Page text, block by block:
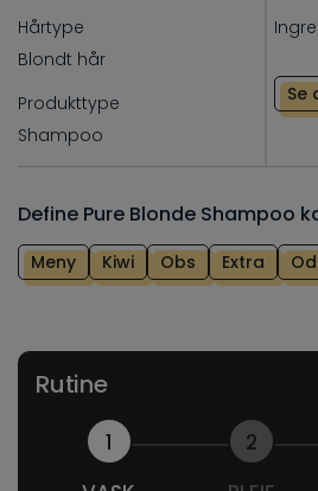
Hårtype
Blondt hår
Produkttype
Shampoo
Se
Define Pure Blonde Shampoo
Meny Kiwi Obs Extra
Rutine
1
2